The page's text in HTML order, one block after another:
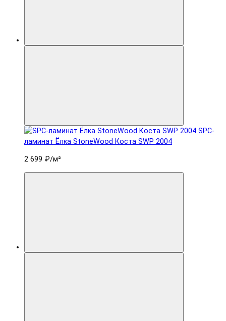
SPC-
ламинат Ëлка StoneWood Коста SWP 2004
2 699 ₽/м²